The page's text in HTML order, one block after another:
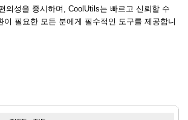
의성을 중시하며, CoolUtils는 빠르고 신뢰할 수
이 필요한 모든 분에게 필수적인 도구를 제공합니